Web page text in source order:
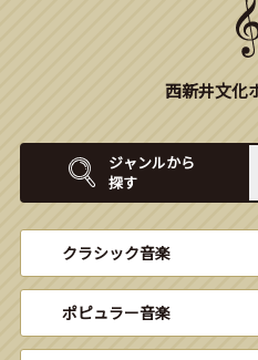
西新井文化
ジャンルから
探す
クラシック音楽
ポピュラー音楽